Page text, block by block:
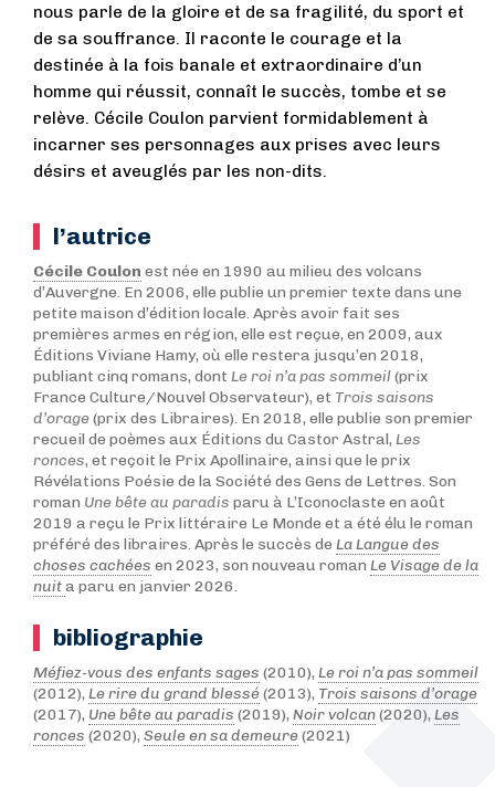
nous parle de la gloire et de sa fragilité, du sport et
de sa souffrance. Il raconte le courage et la
destinée à la fois banale et extraordinaire d’un
homme qui réussit, connaît le succès, tombe et se
relève. Cécile Coulon parvient formidablement à
incarner ses personnages aux prises avec leurs
désirs et aveuglés par les non-dits.
l’autrice
Cécile Coulon est née en 1990 au milieu des volcans
d’Auvergne. En 2006, elle publie un premier texte dans une
petite maison d’édition locale. Après avoir fait ses
premières armes en région, elle est reçue, en 2009, aux
Éditions Viviane Hamy, où elle restera jusqu’en 2018,
publiant cinq romans, dont Le roi n’a pas sommeil(prix
France Culture/Nouvel Observateur), et Trois saisons
d’orage(prix des Libraires). En 2018, elle publie son premier
recueil de poèmes aux Éditions du Castor Astral, Les
ronces, et reçoit le Prix Apollinaire, ainsi que le prix
Révélations Poésie de la Société des Gens de Lettres. Son
roman Une bête au paradis paru à L’Iconoclaste en août
2019 a reçu le Prix littéraire Le Monde et a été élu le roman
préféré des libraires. Après le succès de La Langue des
choses cachées en 2023, son nouveau roman Le Visage de la
nuita paru en janvier 2026.
bibliographie
Méfiez-vous des enfants sages (2010), Le roi n’a pas sommeil
(2012), Le rire du grand blessé(2013), Trois saisons d’orage
(2017), Une bête au paradis (2019), Noir volcan(2020), Les
ronces (2020), Seule en sa demeure(2021)